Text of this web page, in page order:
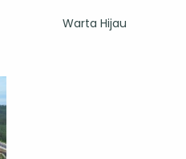
Warta Hijau